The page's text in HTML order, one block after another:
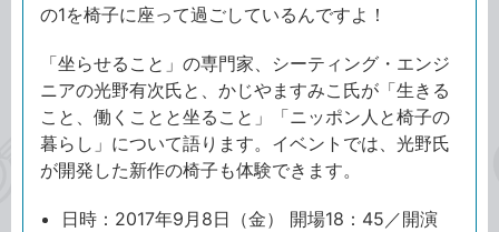
の1を椅子に座って過ごしているんですよ！
「坐らせること」の専門家、シーティング・エンジ
ニアの光野有次氏と、かじやますみこ氏が「生きる
こと、働くことと坐ること」「ニッポン人と椅子の
暮らし」について語ります。イベントでは、光野氏
が開発した新作の椅子も体験できます。
日時：2017年9月8日（金） 開場18：45／開演